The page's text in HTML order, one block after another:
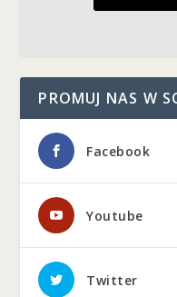
PROMUJ NAS W
Facebook
Youtube
Twitter